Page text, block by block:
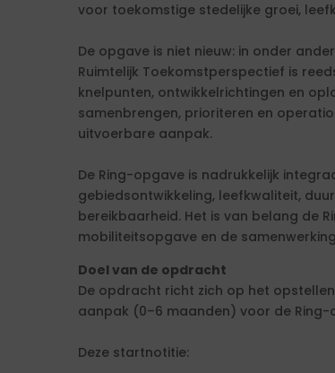
voor toekomstige stedelijke groei,
De opgave is niet nieuw: in onder
Ruimtelijk Toekomstperspectief is
knelpunten, ontwikkelrichtingen en
samenbrengen, prioriteren en
uitvoerbare aanpak.
De Ring-opgave is nadrukkelijk
gebiedsontwikkeling, leefkwaliteit,
bereikbaarheid. Het is van belang de
mobiliteitsopgave en de
Doel van de opdracht
De opdracht richt zich op het
aanpak (0–6 maanden) voor de Ring-
Deze startnotitie: